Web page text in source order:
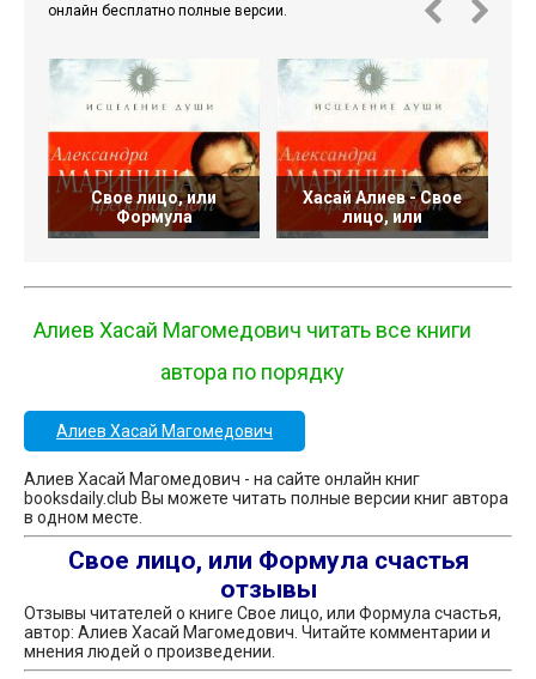
онлайн бесплатно полные версии.
Свое лицо, или
Формула
Хасай Алиев - Свое
лицо, или
Алиев Хасай Магомедович читать все книги
автора по порядку
Алиев Хасай Магомедович
Алиев Хасай Магомедович - на сайте онлайн книг
booksdaily.club Вы можете читать полные версии книг автора
в одном месте.
Свое лицо, или Формула счастья
отзывы
Отзывы читателей о книге Свое лицо, или Формула счастья,
автор: Алиев Хасай Магомедович. Читайте комментарии и
мнения людей о произведении.